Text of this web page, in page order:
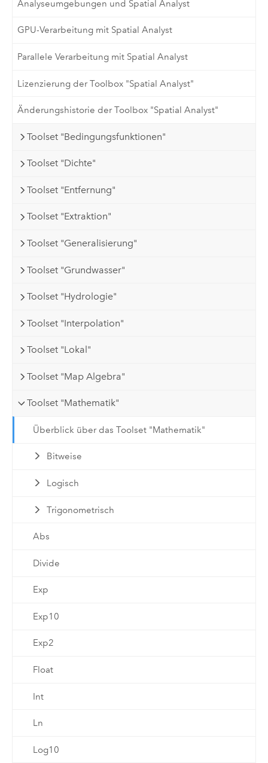
Analyseumgebungen und Spatial Analyst
GPU-Verarbeitung mit Spatial Analyst
Parallele Verarbeitung mit Spatial Analyst
Lizenzierung der Toolbox "Spatial Analyst"
Änderungshistorie der Toolbox "Spatial Analyst"
Toolset "Bedingungsfunktionen"
Toolset "Dichte"
Toolset "Entfernung"
Toolset "Extraktion"
Toolset "Generalisierung"
Toolset "Grundwasser"
Toolset "Hydrologie"
Toolset "Interpolation"
Toolset "Lokal"
Toolset "Map Algebra"
Toolset "Mathematik"
Überblick über das Toolset "Mathematik"
Bitweise
Logisch
Trigonometrisch
Abs
Divide
Exp
Exp10
Exp2
Float
Int
Ln
Log10